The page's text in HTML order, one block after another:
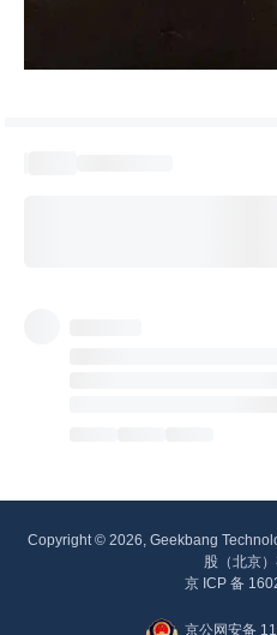
Copyright © 2026, Geekbang
股（北京
京 ICP 备
京公网安备